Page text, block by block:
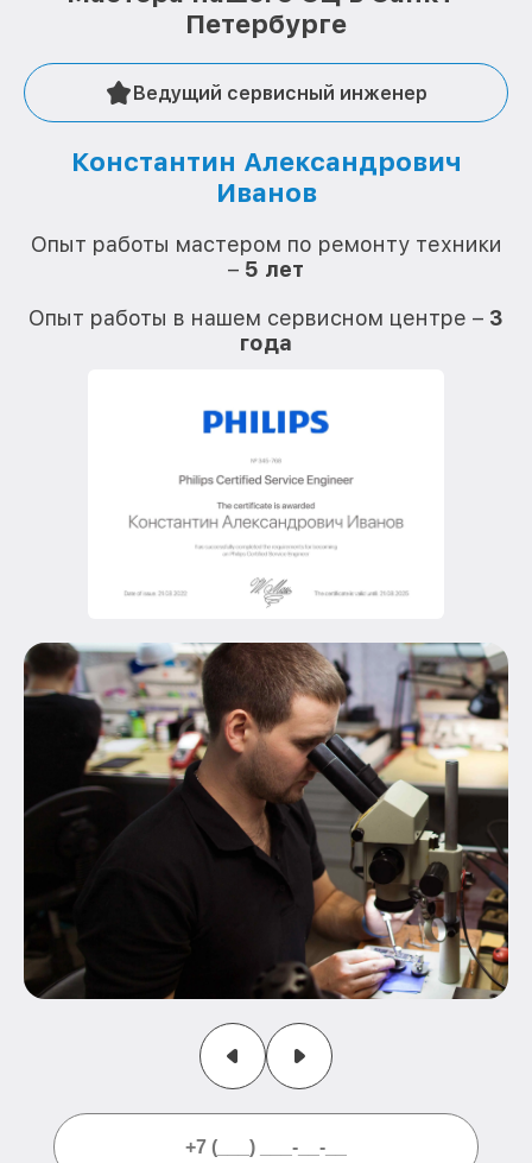
Петербурге
Ведущий сервисный инженер
Константин Александрович
Иванов
Опыт работы мастером по ремонту техники
– 5 лет
Опыт работы в нашем сервисном центре – 3
года